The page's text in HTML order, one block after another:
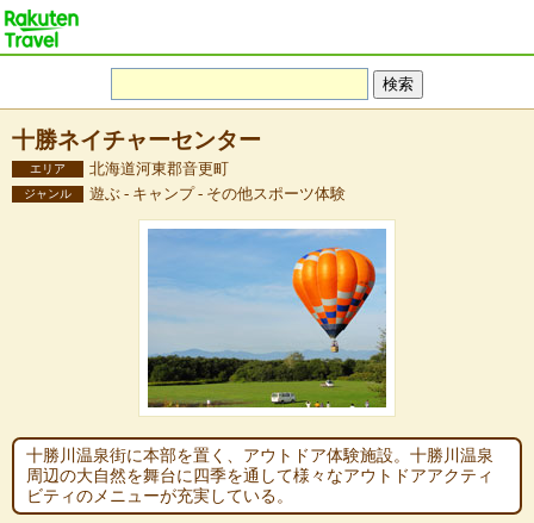
十勝ネイチャーセンター
エリア 北海道河東郡音更町
ジャンル 遊ぶ - キャンプ - その他スポーツ体験
十勝川温泉街に本部を置く、アウトドア体験施設。十勝川温泉
周辺の大自然を舞台に四季を通して様々なアウトドアアクティ
ビティのメニューが充実している。